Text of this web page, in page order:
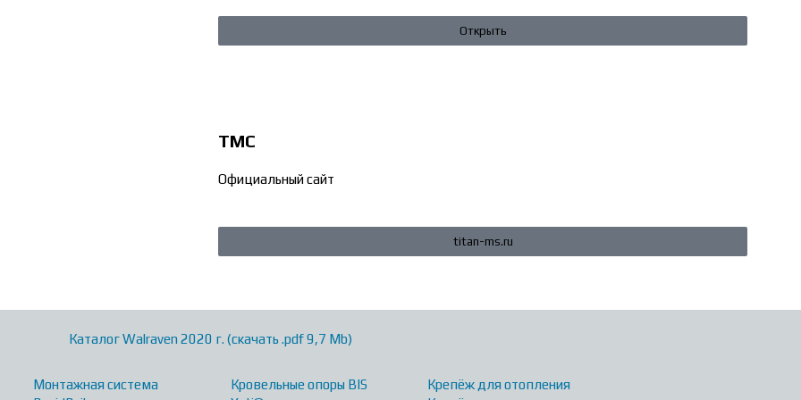
Открыть
ТМС
Официальный сайт
titan-ms.ru
Каталог Walraven 2020 г. (скачать .pdf 9,7 Mb)
Монтажная система
Кровельные опоры BIS
Крепёж для отопления